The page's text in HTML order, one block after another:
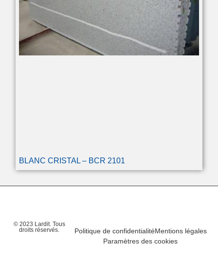
BLANC CRISTAL – BCR 2101
© 2023 Lardit. Tous
droits réservés.
Politique de confidentialitéMentions légales
Paramètres des cookies